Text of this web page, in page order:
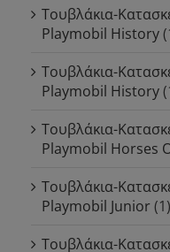
Τουβλάκια-
Playmobil History
Τουβλάκια-
Playmobil History
Τουβλάκια-
Playmobil Horses
Τουβλάκια-
Playmobil Junior (1)
Τουβλάκια-